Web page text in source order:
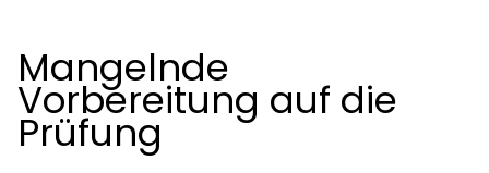
Mangelnde
Vorbereitung auf die
Prüfung